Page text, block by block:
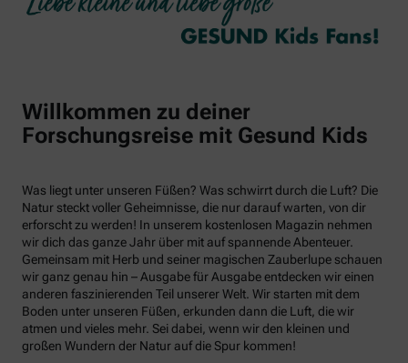
Willkommen zu deiner
Forschungsreise mit Gesund Kids
Was liegt unter unseren Füßen? Was schwirrt durch die Luft? Die
Natur steckt voller Geheimnisse, die nur darauf warten, von dir
erforscht zu werden! In unserem kostenlosen Magazin nehmen
wir dich das ganze Jahr über mit auf spannende Abenteuer.
Gemeinsam mit Herb und seiner magischen Zauberlupe schauen
wir ganz genau hin – Ausgabe für Ausgabe entdecken wir einen
anderen faszinierenden Teil unserer Welt. Wir starten mit dem
Boden unter unseren Füßen, erkunden dann die Luft, die wir
atmen und vieles mehr. Sei dabei, wenn wir den kleinen und
großen Wundern der Natur auf die Spur kommen!